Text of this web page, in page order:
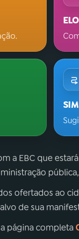
a EBC que
ofertados ao
de sua
página completa